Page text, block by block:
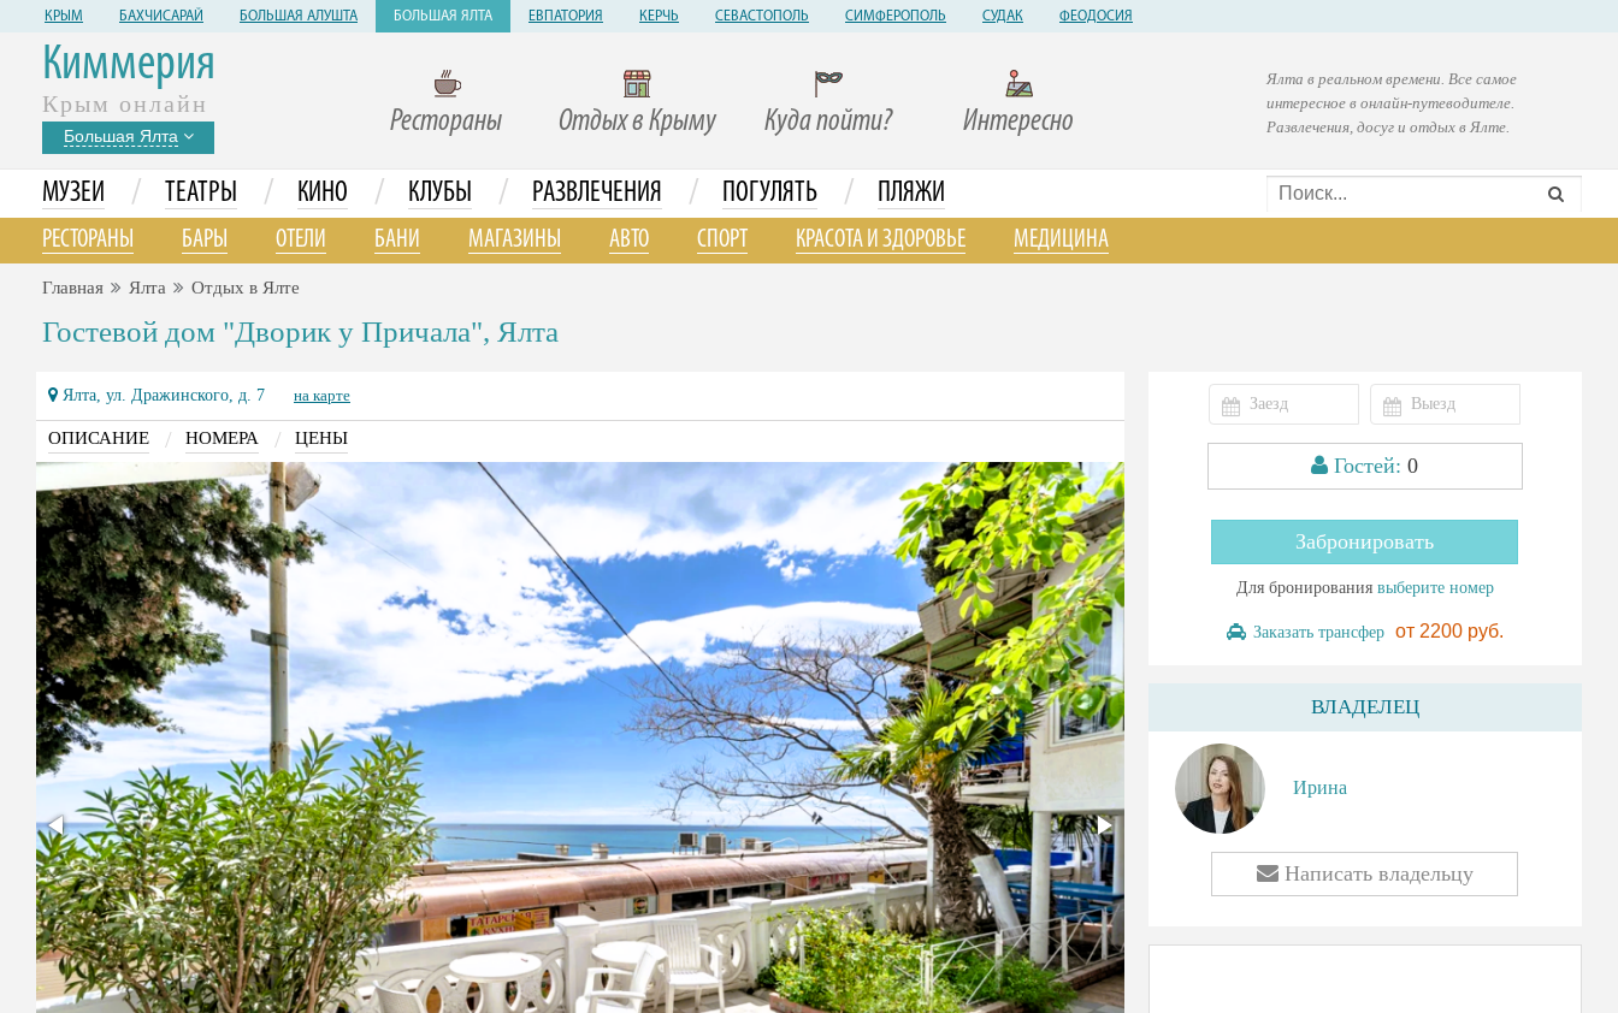
КРЫМ БАХЧИСАРАЙ БОЛЬШАЯ АЛУШТА БОЛЬШАЯ ЯЛТА ЕВПАТОРИЯ КЕРЧЬ СЕВАСТОПОЛЬ СИМФЕРОПОЛЬ СУДАК ФЕОДОСИЯ
Киммерия
Крым онлайн
Большая Ялта Рестораны Отдых в Крыму Куда пойти? Интересно
Ялта в реальном времени. Все самое
интересное в онлайн-путеводителе.
Развлечения, досуг и отдых в Ялте.
МУЗЕИ / ТЕАТРЫ / КИНО / КЛУБЫ / РАЗВЛЕЧЕНИЯ / ПОГУЛЯТЬ / ПЛЯЖИ
РЕСТОРАНЫ БАРЫ ОТЕЛИ БАНИ МАГАЗИНЫ АВТО СПОРТ КРАСОТА И ЗДОРОВЬЕ МЕДИЦИНА
Главная Ялта Отдых в Ялте
Гоcтевoй дoм "Дворик у Причала", Ялта
Ялта, ул. Дражинского, д. 7 на карте
ОПИСАНИЕ / НОМЕРА / ЦЕНЫ
Гостей: 0
Забронировать
Для бронирования выберите номер
Заказать трансфер от 2200 руб.
ВЛАДЕЛЕЦ
Ирина
Написать владельцу